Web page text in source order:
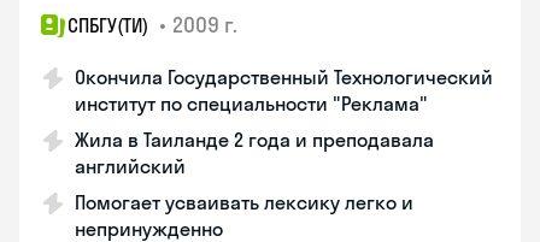
СПБГУ(ТИ) • 2009 г.
Окончила Государственный Технологический
институт по специальности "Реклама"
Жила в Таиланде 2 года и преподавала
английский
Помогает усваивать лексику легко и
непринужденно